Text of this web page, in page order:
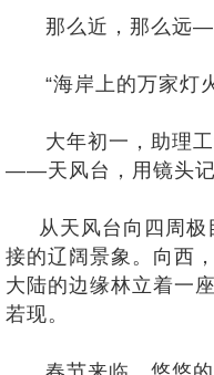
那么近，那么远
“海岸上的万家灯火
大年初一，助理工
——天风台，用镜头记
从天风台向四周极
接的辽阔景象。向西
大陆的边缘林立着一
若现。